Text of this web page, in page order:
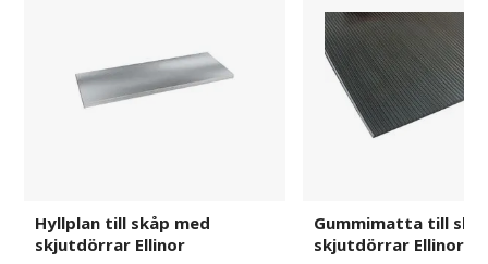
skjutdörrar
Ellinor
Hyllplan till skåp med
skjutdörrar Ellinor
skåp
med
skjutdörrar
Ellinor
Gummimatta till
skjutdörrar Ellinor